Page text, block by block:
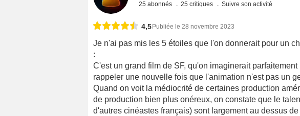
25 abonnés 25 critiques Suivre son activité
4,5 Publiée le 28 novembre 2023
Je n'ai pas mis les 5 étoiles que l'on donnerait pour un
:
C'est un grand film de SF, qu'on imaginerait
rappeler une nouvelle fois que l'animation n'est pas un
Quand on voit la médiocrité de certaines production
de production bien plus onéreux, on constate que le
d'autres cinéastes français) sont largement au dessus